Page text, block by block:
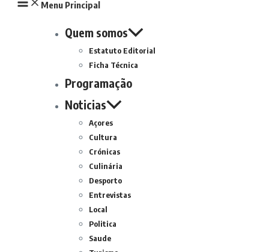
Menu Principal
Quem somos
Estatuto Editorial
Ficha Técnica
Programação
Noticias
Açores
Cultura
Crónicas
Culinária
Desporto
Entrevistas
Local
Politica
Saude